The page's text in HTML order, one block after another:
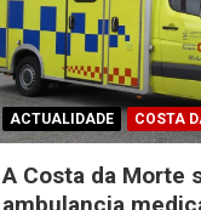
ACTUALIDADE COSTA
A Costa da Morte